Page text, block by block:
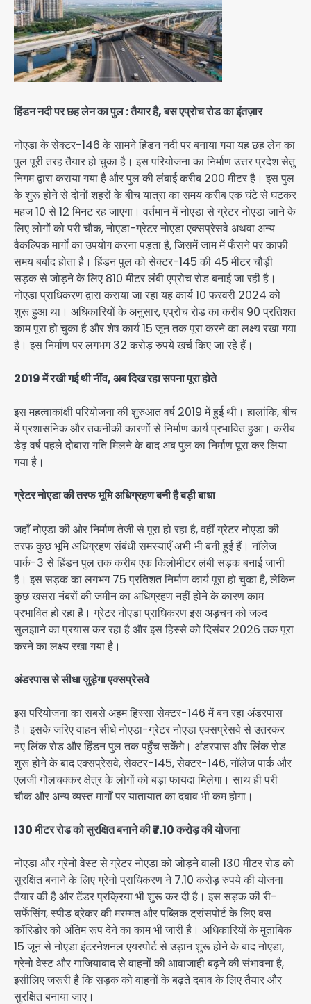
हिंडन नदी पर छह लेन का पुल : तैयार है, बस एप्रोच रोड का इंतज़ार
नोएडा के सेक्टर-146 के सामने हिंडन नदी पर बनाया गया यह छह लेन का
पुल पूरी तरह तैयार हो चुका है। इस परियोजना का निर्माण उत्तर प्रदेश सेतु
निगम द्वारा कराया गया है और पुल की लंबाई करीब 200 मीटर है। इस पुल
के शुरू होने से दोनों शहरों के बीच यात्रा का समय करीब एक घंटे से घटकर
महज 10 से 12 मिनट रह जाएगा। वर्तमान में नोएडा से ग्रेटर नोएडा जाने के
लिए लोगों को परी चौक, नोएडा-ग्रेटर नोएडा एक्सप्रेसवे अथवा अन्य
वैकल्पिक मार्गों का उपयोग करना पड़ता है, जिसमें जाम में फँसने पर काफी
समय बर्बाद होता है। हिंडन पुल को सेक्टर-145 की 45 मीटर चौड़ी
सड़क से जोड़ने के लिए 810 मीटर लंबी एप्रोच रोड बनाई जा रही है।
नोएडा प्राधिकरण द्वारा कराया जा रहा यह कार्य 10 फरवरी 2024 को
शुरू हुआ था। अधिकारियों के अनुसार, एप्रोच रोड का करीब 90 प्रतिशत
काम पूरा हो चुका है और शेष कार्य 15 जून तक पूरा करने का लक्ष्य रखा गया
है। इस निर्माण पर लगभग 32 करोड़ रुपये खर्च किए जा रहे हैं।
2019 में रखी गई थी नींव, अब दिख रहा सपना पूरा होते
इस महत्वाकांक्षी परियोजना की शुरुआत वर्ष 2019 में हुई थी। हालांकि, बीच
में प्रशासनिक और तकनीकी कारणों से निर्माण कार्य प्रभावित हुआ। करीब
डेढ़ वर्ष पहले दोबारा गति मिलने के बाद अब पुल का निर्माण पूरा कर लिया
गया है।
ग्रेटर नोएडा की तरफ भूमि अधिग्रहण बनी है बड़ी बाधा
जहाँ नोएडा की ओर निर्माण तेजी से पूरा हो रहा है, वहीं ग्रेटर नोएडा की
तरफ कुछ भूमि अधिग्रहण संबंधी समस्याएँ अभी भी बनी हुई हैं। नॉलेज
पार्क-3 से हिंडन पुल तक करीब एक किलोमीटर लंबी सड़क बनाई जानी
है। इस सड़क का लगभग 75 प्रतिशत निर्माण कार्य पूरा हो चुका है, लेकिन
कुछ खसरा नंबरों की जमीन का अधिग्रहण नहीं होने के कारण काम
प्रभावित हो रहा है। ग्रेटर नोएडा प्राधिकरण इस अड़चन को जल्द
सुलझाने का प्रयास कर रहा है और इस हिस्से को दिसंबर 2026 तक पूरा
करने का लक्ष्य रखा गया है।
अंडरपास से सीधा जुड़ेगा एक्सप्रेसवे
इस परियोजना का सबसे अहम हिस्सा सेक्टर-146 में बन रहा अंडरपास
है। इसके जरिए वाहन सीधे नोएडा-ग्रेटर नोएडा एक्सप्रेसवे से उतरकर
नए लिंक रोड और हिंडन पुल तक पहुँच सकेंगे। अंडरपास और लिंक रोड
शुरू होने के बाद एक्सप्रेसवे, सेक्टर-145, सेक्टर-146, नॉलेज पार्क और
एलजी गोलचक्कर क्षेत्र के लोगों को बड़ा फायदा मिलेगा। साथ ही परी
चौक और अन्य व्यस्त मार्गों पर यातायात का दबाव भी कम होगा।
130 मीटर रोड को सुरक्षित बनाने की ₹7.10 करोड़ की योजना
नोएडा और ग्रेनो वेस्ट से ग्रेटर नोएडा को जोड़ने वाली 130 मीटर रोड को
सुरक्षित बनाने के लिए ग्रेनो प्राधिकरण ने 7.10 करोड़ रुपये की योजना
तैयार की है और टेंडर प्रक्रिया भी शुरू कर दी है। इस सड़क की री-
सर्फेसिंग, स्पीड ब्रेकर की मरम्मत और पब्लिक ट्रांसपोर्ट के लिए बस
कॉरिडोर को अंतिम रूप देने का काम भी जारी है। अधिकारियों के मुताबिक
15 जून से नोएडा इंटरनेशनल एयरपोर्ट से उड़ान शुरू होने के बाद नोएडा,
ग्रेनो वेस्ट और गाजियाबाद से वाहनों की आवाजाही बढ़ने की संभावना है,
इसीलिए जरूरी है कि सड़क को वाहनों के बढ़ते दबाव के लिए तैयार और
सुरक्षित बनाया जाए।